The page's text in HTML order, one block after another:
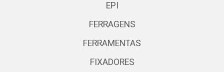
EPI
FERRAGENS
FERRAMENTAS
FIXADORES